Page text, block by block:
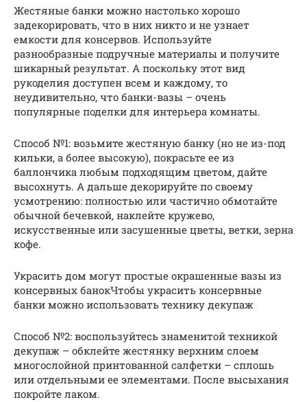
Жестяные банки можно настолько хорошо
задекорировать, что в них никто и не узнает
емкости для консервов. Используйте
разнообразные подручные материалы и получите
шикарный результат. А поскольку этот вид
рукоделия доступен всем и каждому, то
неудивительно, что банки-вазы – очень
популярные поделки для интерьера комнаты.
Способ №1: возьмите жестяную банку (но не из-под
кильки, а более высокую), покрасьте ее из
баллончика любым подходящим цветом, дайте
высохнуть. А дальше декорируйте по своему
усмотрению: полностью или частично обмотайте
обычной бечевкой, наклейте кружево,
искусственные или засушенные цветы, ветки, зерна
кофе.
Украсить дом могут простые окрашенные вазы из
консервных банокЧтобы украсить консервные
банки можно использовать технику декупаж
Способ №2: воспользуйтесь знаменитой техникой
декупаж – обклейте жестянку верхним слоем
многослойной принтованной салфетки – сплошь
или отдельными ее элементами. После высыхания
покройте лаком.